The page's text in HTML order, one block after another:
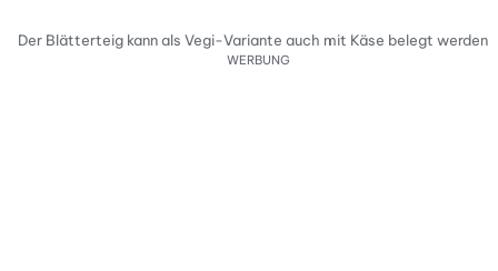
Der Blätterteig kann als Vegi-Variante auch mit Käse belegt werden
WERBUNG